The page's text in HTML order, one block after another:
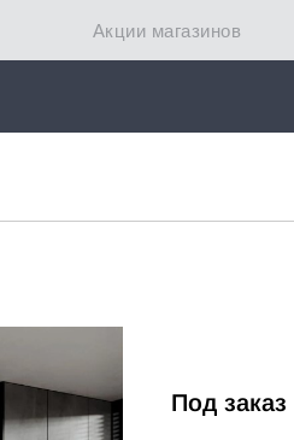
Акции магазинов
Под заказ